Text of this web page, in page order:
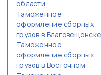
области
Таможенное
оформление сборных
грузов в Благовещенске
Таможенное
оформление сборных
грузов в Восточном